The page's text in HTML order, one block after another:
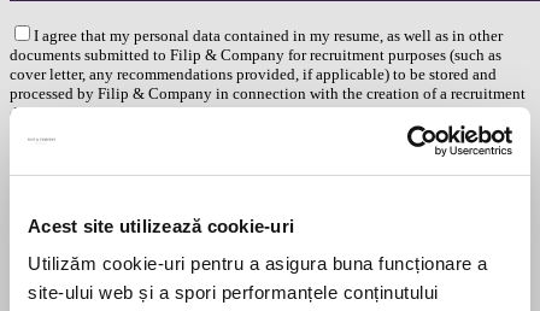
Acest site utilizează cookie-uri
Utilizăm cookie-uri pentru a asigura buna funcționare a
site-ului web și a spori performanțele conținutului
I agree that my personal data contained in my resume, as well as in other
documents submitted to Filip & Company for recruitment purposes (such as
cover letter, any recommendations provided, if applicable) to be stored and
processed by Filip & Company in connection with the creation of a recruitment
database and to be contacted by Filip & Company for new
employment/collaboration opportunities by using the contact details included
Think ahead!